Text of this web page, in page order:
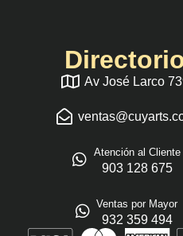
Av José Larco
Atención al Cliente
903 128 675
Ventas por Mayor
932 359 494